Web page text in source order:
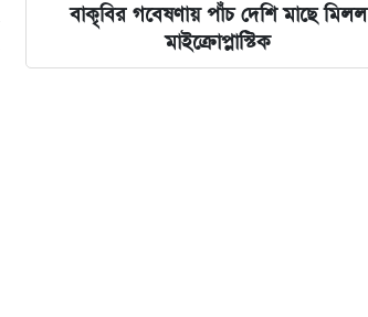
বাকৃবির গবেষণায় পাঁচ দেশি মাছে মিলল
মাইক্রোপ্লাস্টিক